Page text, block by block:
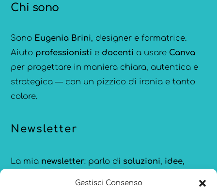
Gestisci Consenso
Chi sono
Sono Eugenia Brini, designer e formatrice.
Aiuto professionisti e docenti a usare Canva
per progettare in maniera chiara, autentica e
strategica — con un pizzico di ironia e tanto
colore.
Newsletter
La mia newsletter: parlo di soluzioni, idee,